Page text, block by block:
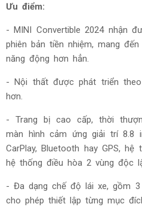
Ưu điểm:
- MINI Convertible 2024 nhận
phiên bản tiền nhiệm, mang
năng động hơn hẳn.
- Nội thất được phát triển
hơn.
- Trang bị cao cấp, thời
màn hình cảm ứng giải trí 8.8
CarPlay, Bluetooth hay GPS,
hệ thống điều hòa 2 vùng độc
- Đa dạng chế độ lái xe, gồm 3
cho phép thiết lập từng mục